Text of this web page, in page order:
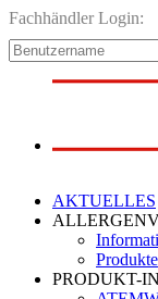
Fachhändler Login:
AKTUELLES
Produkte
PRODUKT-